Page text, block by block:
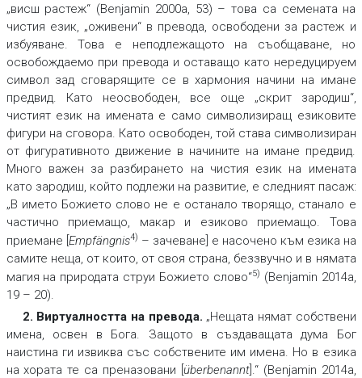
„висш растеж“ (Benjamin 2000a, 53) – това са семената на
чистия език, „оживени“ в превода, освободени за растеж и
избуяване. Това е неподлежащото на съобщаване, но
освобождаемо при превода и оставащо като нередуцируем
символ зад сговарящите се в хармония начини на имане
предвид. Като неосвободен, все още „скрит зародиш“,
чистият език на имената е само символизиращ езиковите
фигури на сговора. Като освободен, той става символизиран
от фигуративното движение в начините на имане предвид.
Много важен за разбирането на чистия език на имената
като зародиш, който подлежи на развитие, е следният пасаж:
„В името Божието слово не е останало творящо, станало е
частично приемащо, макар и езиково приемащо. Това
приемане [ Empfängnis4) – зачеване] е насочено към езика на
самите неща, от които, от своя страна, беззвучно и в нямата
магия на природата струи Божието слово“5) (Benjamin 2014a,
19 – 20).
2. Виртуалността на превода. „Нещата нямат собствени
имена, освен в Бога. Защото в създаващата дума Бог
наистина ги извиква със собствените им имена. Но в езика
на хората те са преназовани [ überbenannt].“ (Benjamin 2014a,